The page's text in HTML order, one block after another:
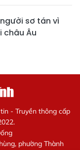
sơ tán vì
châu Âu
- Truyền thông cấp
phường Thành